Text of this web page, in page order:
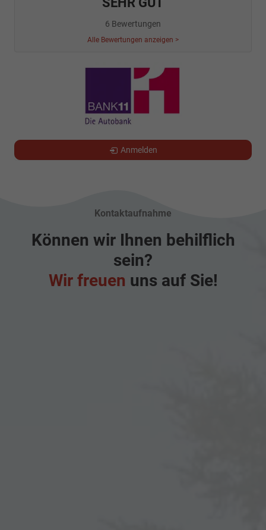
6 Bewertungen
Alle Bewertungen anzeigen >
Anmelden
Kontaktaufnahme
Können wir Ihnen behilflich
sein?
Wir freuen uns auf Sie!